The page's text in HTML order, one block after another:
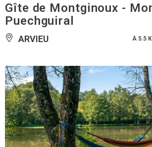
Gîte de Montginoux -
Puechguiral
ARVIEU À 5.5